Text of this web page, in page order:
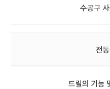
수공구
전
드릴의 기능